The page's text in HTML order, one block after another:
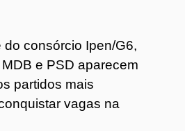
consórcio Ipen/G6,
e PSD aparecem
partidos mais
vagas na